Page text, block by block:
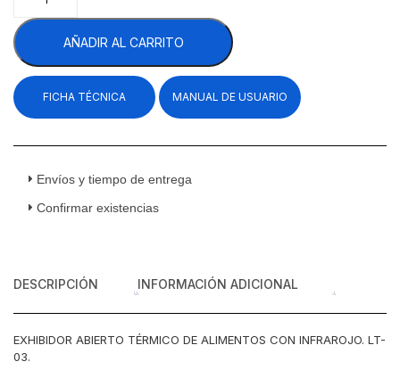
03
Exhibidor
Abierto
Térmico
De
Alimentos
64.1
AÑADIR AL CARRITO
FICHA TÉCNICA MANUAL DE USUARIO
Envíos y tiempo de entrega
Confirmar existencias
DESCRIPCIÓN INFORMACIÓN ADICIONAL
EXHIBIDOR ABIERTO TÉRMICO DE ALIMENTOS CON INFRAROJO. LT-
03.